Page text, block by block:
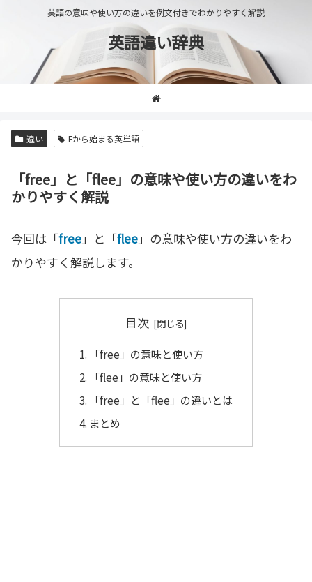
英語の意味や使い方の違いを例文付きでわかりやすく解説
英語違い辞典
違い Fから始まる英単語
「free」と「flee」の意味や使い方の違いをわ
かりやすく解説
今回は「free」と「flee」の意味や使い方の違いをわ
かりやすく解説します。
目次
「free」の意味と使い方
「flee」の意味と使い方
「free」と「flee」の違いとは
まとめ